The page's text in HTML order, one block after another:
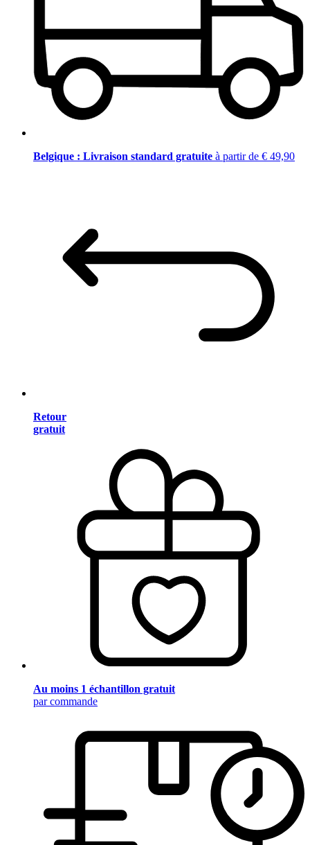
Belgique : Livraison standard gratuite à partir de € 49,90
Retour
gratuit
Au moins 1 échantillon gratuit
par commande